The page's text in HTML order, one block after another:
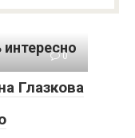
0
Глазкова